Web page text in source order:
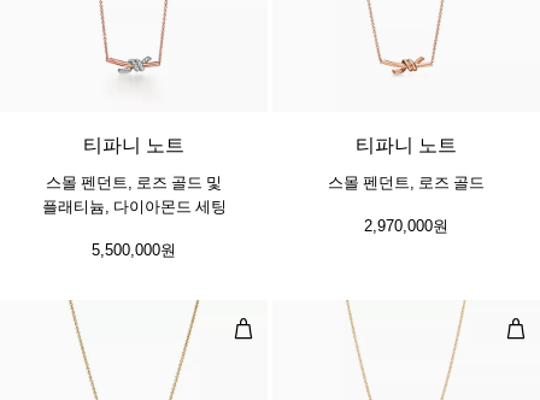
3 소재
티파니 노트
스몰 펜던트, 로즈 골드 및
플래티늄, 다이아몬드 세팅
5,500,000원
티파니 노트
스몰 펜던트, 로즈 골드
2,970,000원
오픈 하트 펜던트, 옐로우 골드, 다오